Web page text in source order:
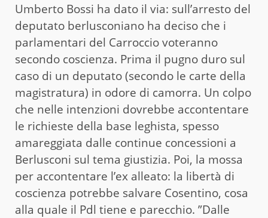
Umberto Bossi ha dato il via: sull’arresto del
deputato berlusconiano ha deciso che i
parlamentari del Carroccio voteranno
secondo coscienza. Prima il pugno duro sul
caso di un deputato (secondo le carte della
magistratura) in odore di camorra. Un colpo
che nelle intenzioni dovrebbe accontentare
le richieste della base leghista, spesso
amareggiata dalle continue concessioni a
Berlusconi sul tema giustizia. Poi, la mossa
per accontentare l’ex alleato: la libertà di
coscienza potrebbe salvare Cosentino, cosa
alla quale il Pdl tiene e parecchio. ”Dalle